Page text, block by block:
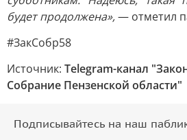
будет продолжена»,— отметил
#ЗакСобр58
Источник: Telegram-канал
Собрание Пензенской области"
Подписывайтесь на наш